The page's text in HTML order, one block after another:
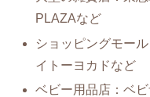
PLAZAなど
ショッピングモー
イトーヨカドなど
ベビー用品店：ベ